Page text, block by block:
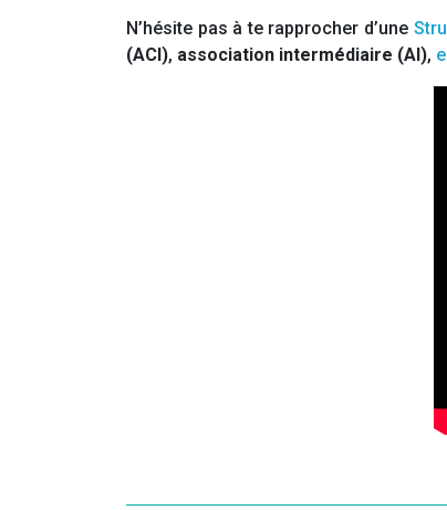
N’hésite pas à te rapprocher d’une
(ACI), association intermédiaire (AI),